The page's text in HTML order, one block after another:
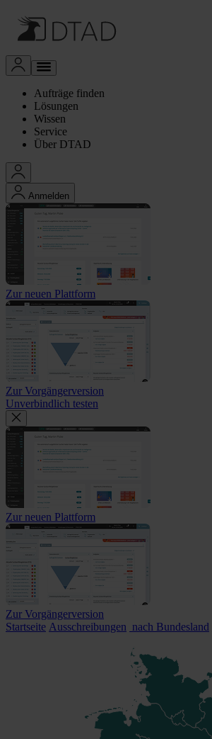
Aufträge finden
Lösungen
Wissen
Service
Über DTAD
Anmelden
Zur neuen Plattform
Zur Vorgängerversion
Unverbindlich testen
Zur neuen Plattform
Zur Vorgängerversion
Startseite Ausschreibungen nach Bundesland